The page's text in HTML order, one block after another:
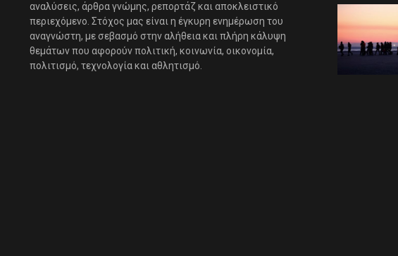
αναλύσεις, άρθρα γνώμης, ρεπορτάζ και αποκλειστικό
περιεχόμενο. Στόχος μας είναι η έγκυρη ενημέρωση του
αναγνώστη, με σεβασμό στην αλήθεια και πλήρη κάλυψη
θεμάτων που αφορούν πολιτική, κοινωνία, οικονομία,
πολιτισμό, τεχνολογία και αθλητισμό.